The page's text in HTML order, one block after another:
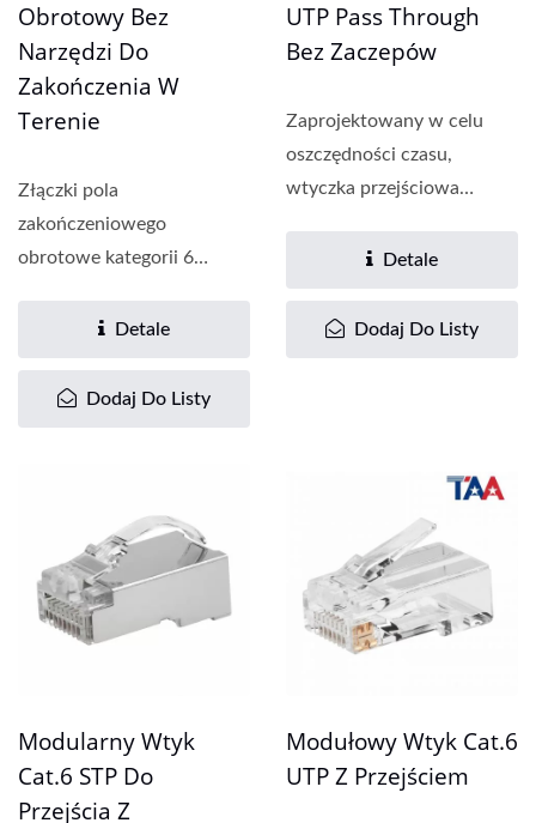
Obrotowy Bez
Narzędzi Do
Zakończenia W
Terenie
Złączki pola
zakończeniowego
obrotowe kategorii 6
w górę i w dół....
Detale
Dodaj Do Listy
UTP Pass Through
Bez Zaczepów
Zaprojektowany w celu
oszczędności czasu,
wtyczka przejściowa
określenie...Detale
Dodaj Do Listy
Modularny Wtyk
Cat.6 STP Do
Przejścia Z
Modułowy Wtyk Cat.6
UTP Z Przejściem